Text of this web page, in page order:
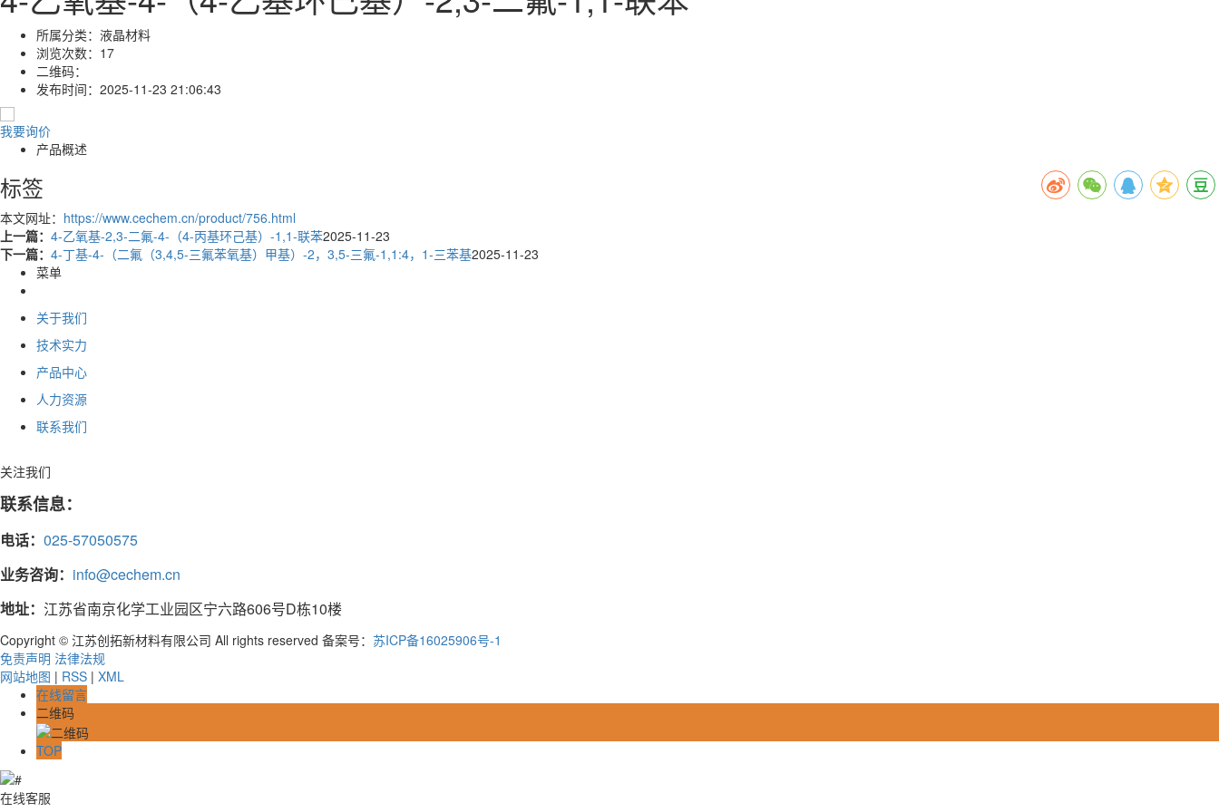
所属分类： 液晶材料
浏览次数： 17
二维码：
发布时间： 2025-11-23 21:06:43
我要询价
产品概述
标签
本文网址： https://www.cechem.cn/product/756.html
上一篇： 4-乙氧基-2,3-二氟-4-（4-丙基环己基）-1,1-联苯2025-11-23
下一篇： 4-丁基-4-（二氟（3,4,5-三氟苯氧基）甲基）-2，3,5-三氟-1,1:4，1-三苯基2025-11-23
菜单
关于我们
技术实力
产品中心
人力资源
联系我们
关注我们
联系信息：
电话： 025-57050575
业务咨询： info@cechem.cn
地址： 江苏省南京化学工业园区宁六路606号D栋10楼
Copyright © 江苏创拓新材料有限公司 All rights reserved 备案号： 苏ICP备16025906号-1
免责声明 法律法规
网站地图 | RSS | XML
在线留言
二维码
TOP
在线客服